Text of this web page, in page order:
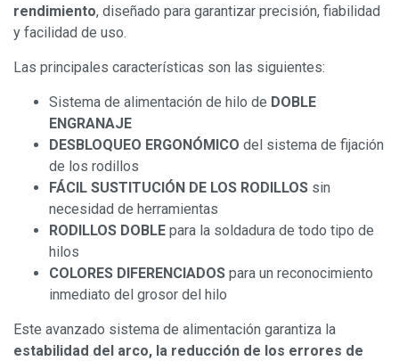
rendimiento, diseñado para garantizar precisión, fiabilidad
y facilidad de uso.
Las principales características son las siguientes:
Sistema de alimentación de hilo de DOBLE
ENGRANAJE
DESBLOQUEO ERGONÓMICO del sistema de fijación
de los rodillos
FÁCIL SUSTITUCIÓN DE LOS RODILLOS sin
necesidad de herramientas
RODILLOS DOBLE para la soldadura de todo tipo de
hilos
COLORES DIFERENCIADOS para un reconocimiento
inmediato del grosor del hilo
Este avanzado sistema de alimentación garantiza la
estabilidad del arco, la reducción de los errores de